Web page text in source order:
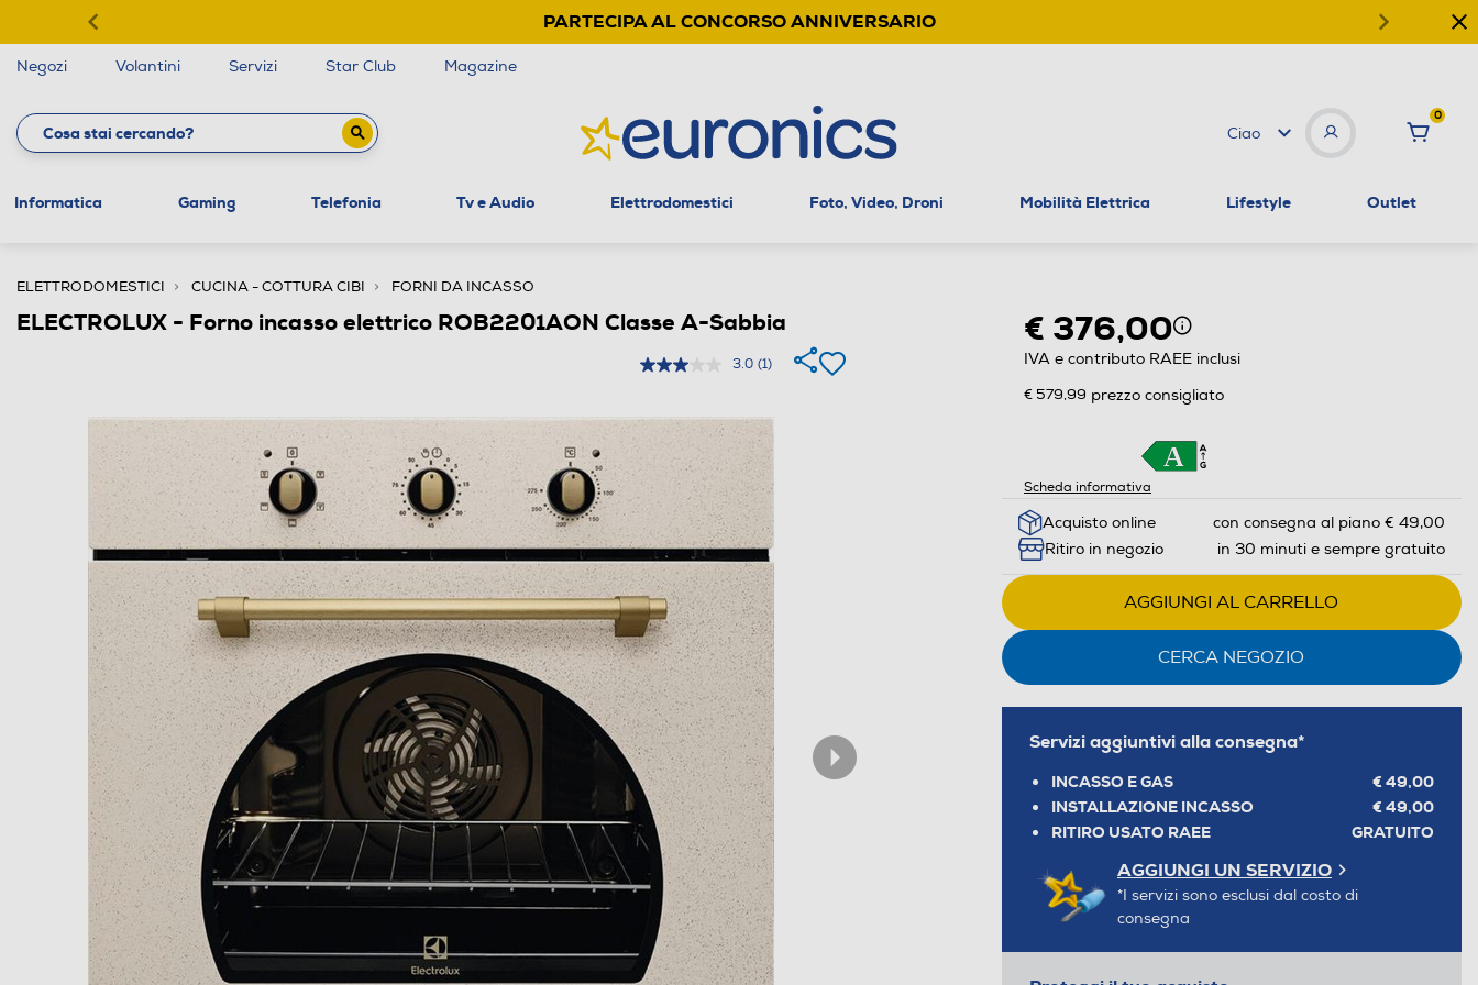
PARTECIPA AL CONCORSO ANNIVERSARIO
Negozi Volantini Servizi Star Club Magazine
Ciao
0
Informatica Gaming Telefonia Tv e Audio Elettrodomestici Foto, Video, Droni Mobilità Elettrica Lifestyle Outlet
ELETTRODOMESTICI CUCINA - COTTURA CIBI FORNI DA INCASSO
ELECTROLUX - Forno incasso elettrico ROB2201AON Classe A-Sabbia
3.0 (1)
€ 376,00
IVA e contributo RAEE inclusi
€ 579,99 prezzo consigliato
Scheda informativa
Acquisto online
con consegna al piano € 49,00
Ritiro in negozio
in 30 minuti e sempre gratuito
AGGIUNGI AL CARRELLO
CERCA NEGOZIO
Servizi aggiuntivi alla consegna*
INCASSO E GAS
€ 49,00
INSTALLAZIONE INCASSO
€ 49,00
RITIRO USATO RAEE
GRATUITO
AGGIUNGI UN SERVIZIO
*I servizi sono esclusi dal costo di
consegna